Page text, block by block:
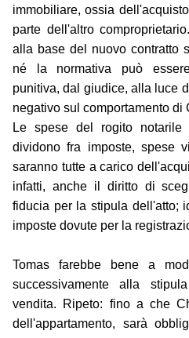
immobiliare, ossia
parte dell'altro
alla base del nuovo contratto
né la normativa può
punitiva, dal giudice, alla luce
negativo sul comportamento di
Le spese del rogito notarile
dividono fra imposte, spese
saranno tutte a carico
infatti, anche il diritto di
fiducia per la stipula dell'atto;
imposte dovute per la
Tomas farebbe bene a
successivamente alla
vendita. Ripeto: fino a che
dell'appartamento, sarà